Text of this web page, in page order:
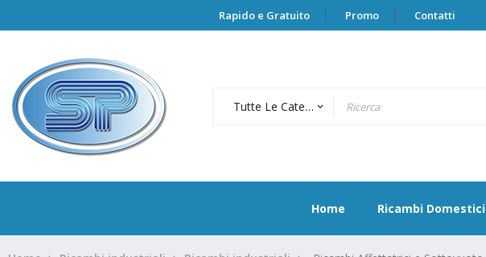
Rapido e Gratuito Promo Contatti
Tutte Le Categorie keyboard_arrow_down
Home Ricambi Domestici